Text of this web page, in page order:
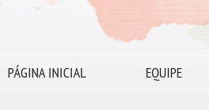
PÁGINA INICIAL EQUIPE